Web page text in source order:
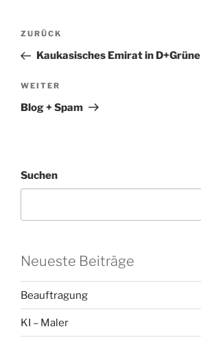
Beitragsnavigation
Vorheriger
Beitrag
ZURÜCK
Kaukasisches Emirat in D+Grüne
Nächster
Beitrag
WEITER
Blog + Spam
Suchen
Neueste Beiträge
Beauftragung
KI – Maler